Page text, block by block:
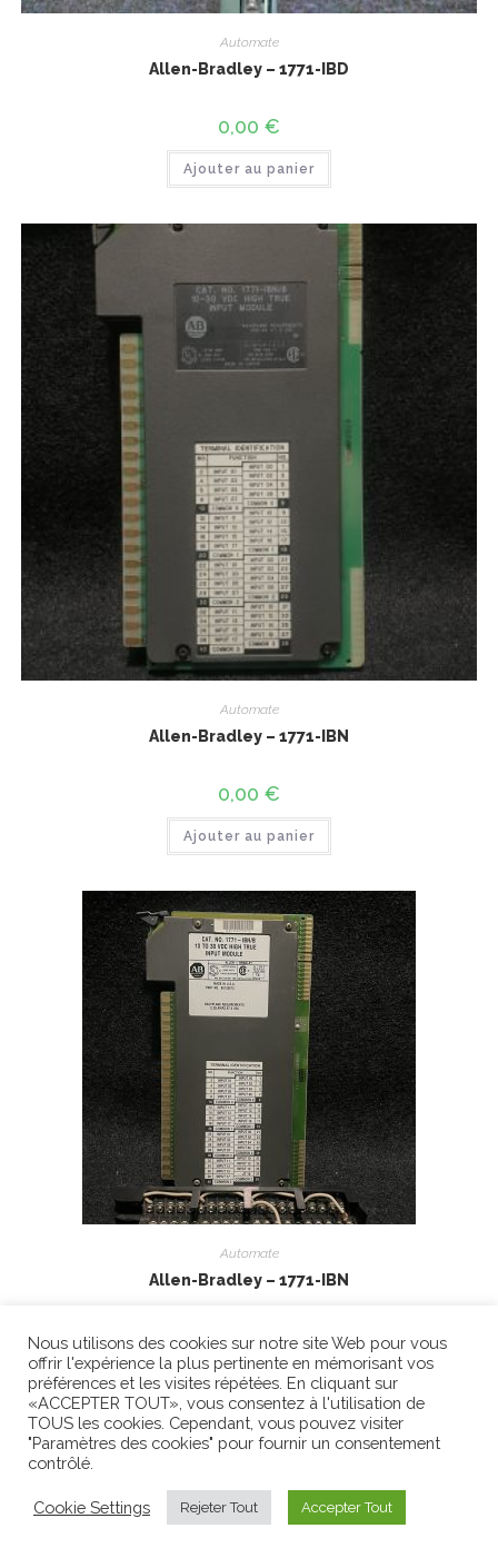
Automate
Allen-Bradley – 1771-IBD
0,00 €
Ajouter au panier
Automate
Allen-Bradley – 1771-IBN
0,00 €
Ajouter au panier
Automate
Allen-Bradley – 1771-IBN
0,00€
Ajouter au panier
Nous utilisons des cookies sur notre site Web pour vous
offrir l'expérience la plus pertinente en mémorisant vos
préférences et les visites répétées. En cliquant sur
«ACCEPTER TOUT», vous consentez à l'utilisation de
TOUS les cookies. Cependant, vous pouvez visiter
"Paramètres des cookies" pour fournir un consentement
contrôlé.
Cookie Settings Rejeter Tout Accepter Tout